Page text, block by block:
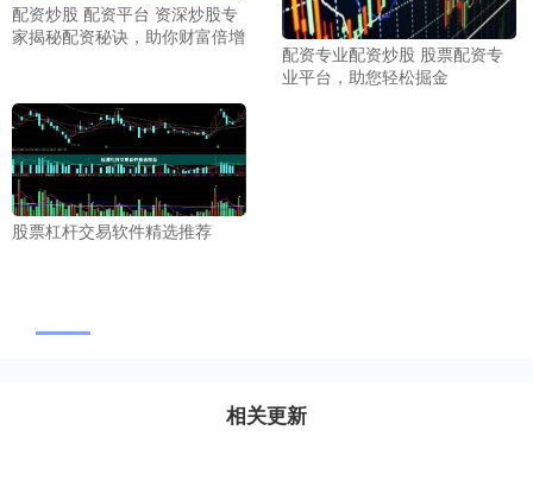
配资炒股 配资平台 资深炒股专
家揭秘配资秘诀，助你财富倍增
配资专业配资炒股 股票配资专
业平台，助您轻松掘金
股票杠杆交易软件精选推荐
相关更新